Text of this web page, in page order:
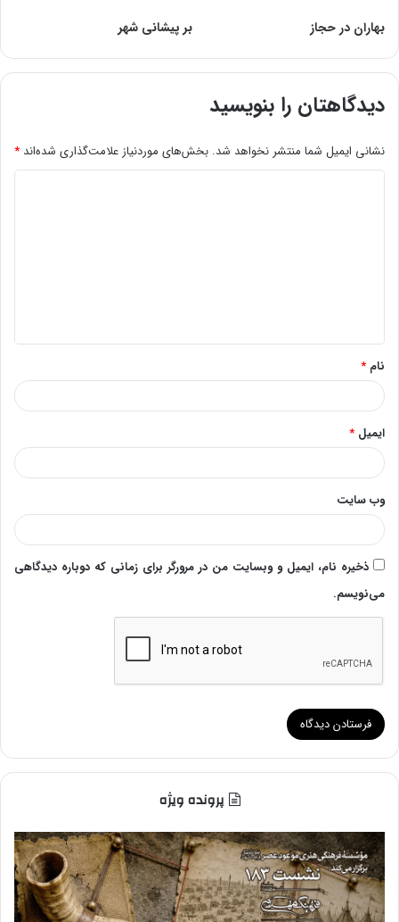
بهاران در حجاز
بر پیشانى شهر
دیدگاهتان را بنویسید
نشانی ایمیل شما منتشر نخواهد شد. بخش‌های موردنیاز علامت‌گذاری شده‌اند *
*
نام *
ایمیل *
وب‌ سایت
ذخیره نام، ایمیل و وبسایت من در مرورگر برای زمانی که دوباره دیدگاهی
می‌نویسم.
پرونده ویژه